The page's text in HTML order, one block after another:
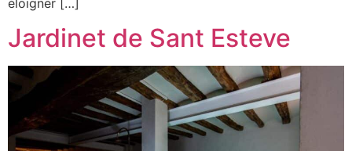
Jardinet de Sant Esteve